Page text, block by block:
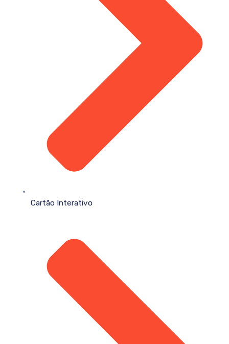
Cartão Interativo